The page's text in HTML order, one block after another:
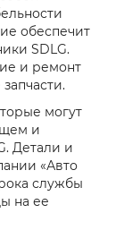
обеспечит
SDLG.
и ремонт
могут
и
Детали и
«Авто
службы
на ее